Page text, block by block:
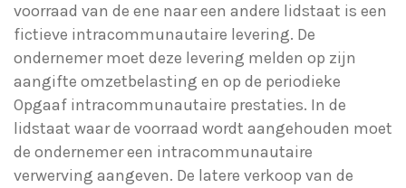
voorraad van de ene naar een andere lidstaat is een
fictieve intracommunautaire levering. De
ondernemer moet deze levering melden op zijn
aangifte omzetbelasting en op de periodieke
Opgaaf intracommunautaire prestaties. In de
lidstaat waar de voorraad wordt aangehouden moet
de ondernemer een intracommunautaire
verwerving aangeven. De latere verkoop van de